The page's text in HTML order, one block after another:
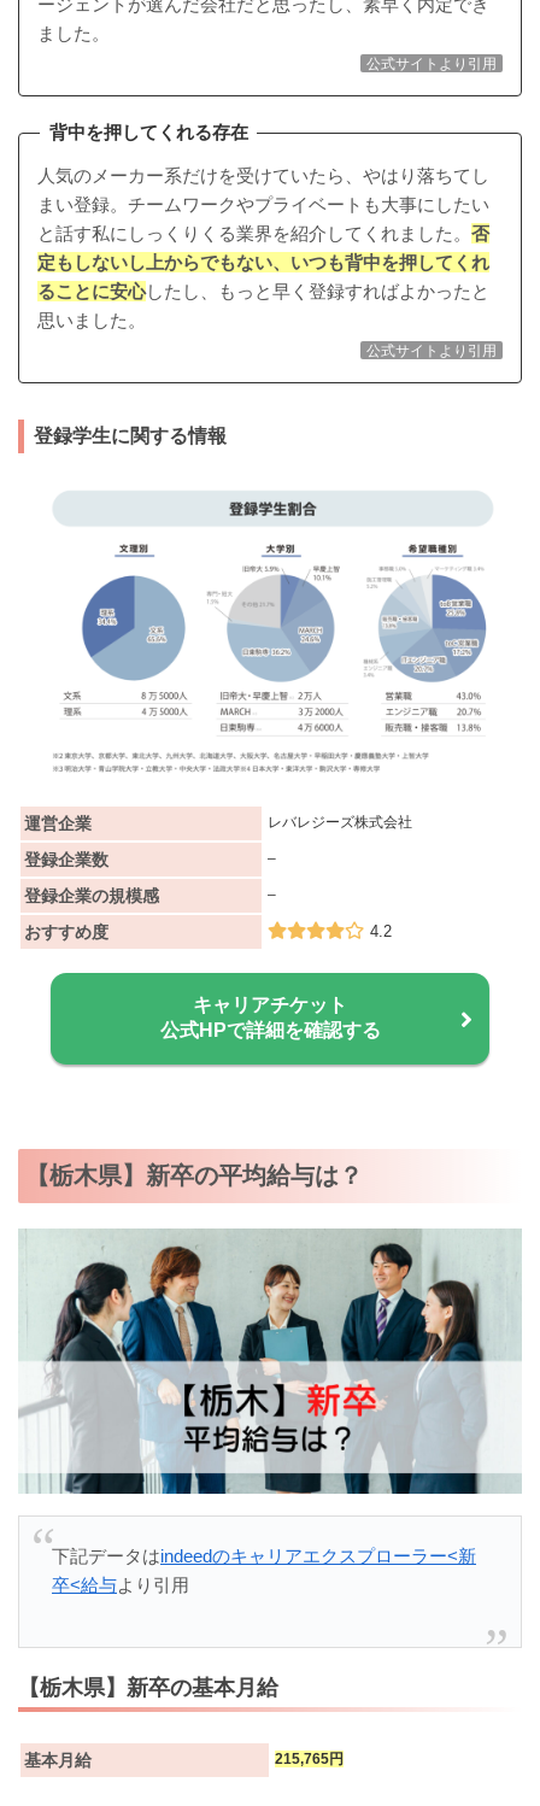
ージェントが選んだ会社だと思ったし、素早く内定でき
ました。
公式サイトより引用
背中を押してくれる存在
人気のメーカー系だけを受けていたら、やはり落ちてし
まい登録。チームワークやプライベートも大事にしたい
と話す私にしっくりくる業界を紹介してくれました。 否
定もしないし上からでもない、いつも背中を押してくれ
ることに安心したし、もっと早く登録すればよかったと
思いました。
公式サイトより引用
登録学生に関する情報
運営企業 レバレジーズ株式会社
登録企業数 –
登録企業の規模感 –
おすすめ度 4.2
キャリアチケット
公式HPで詳細を確認する
【栃木県】新卒の平均給与は？
下記データはindeedのキャリアエクスプローラー<新
卒<給与より引用
【栃木県】新卒の基本月給
基本月給 215,765円